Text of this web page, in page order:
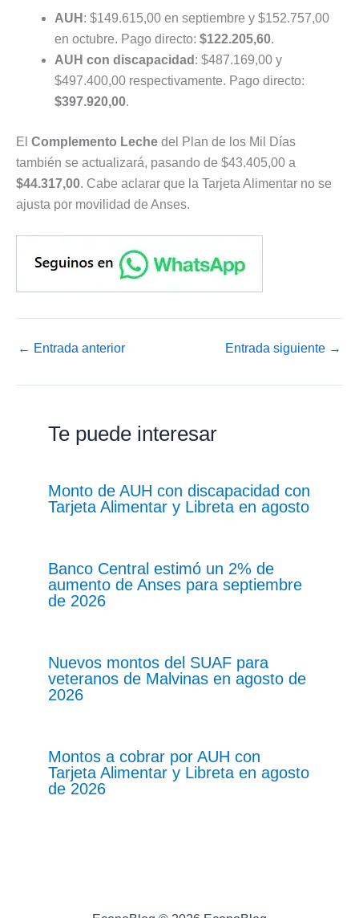
AUH : $149.615,00 en septiembre y $152.757,00
en octubre. Pago directo: $122.205,60.
AUH con discapacidad : $487.169,00 y
$497.400,00 respectivamente. Pago directo:
$397.920,00.
El Complemento Leche del Plan de los Mil Días
también se actualizará, pasando de $43.405,00 a
$44.317,00. Cabe aclarar que la Tarjeta Alimentar no se
ajusta por movilidad de Anses.
← Entrada anterior Entrada siguiente →
Te puede interesar
Monto de AUH con discapacidad con
Tarjeta Alimentar y Libreta en agosto
Banco Central estimó un 2% de
aumento de Anses para septiembre
de 2026
Nuevos montos del SUAF para
veteranos de Malvinas en agosto de
2026
Montos a cobrar por AUH con
Tarjeta Alimentar y Libreta en agosto
de 2026